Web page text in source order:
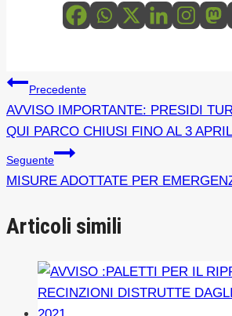
Navigazione
articoli
Precedente
AVVISO IMPORTANTE: PRESIDI
QUI PARCO CHIUSI FINO AL 3
Seguente
MISURE ADOTTATE PER
Articoli simili